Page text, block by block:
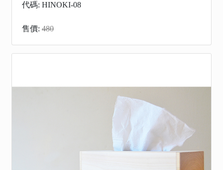
代碼: HINOKI-08
售價: 480